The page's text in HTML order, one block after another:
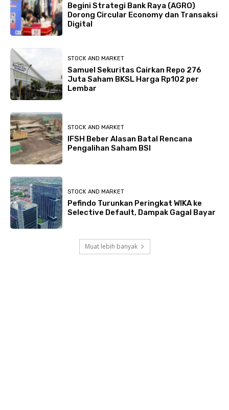
Begini Strategi Bank Raya (AGRO)
Dorong Circular Economy dan Transaksi
Digital
STOCK AND MARKET
Samuel Sekuritas Cairkan Repo 276
Juta Saham BKSL Harga Rp102 per
Lembar
STOCK AND MARKET
IFSH Beber Alasan Batal Rencana
Pengalihan Saham BSI
STOCK AND MARKET
Pefindo Turunkan Peringkat WIKA ke
Selective Default, Dampak Gagal Bayar
Muat lebih banyak